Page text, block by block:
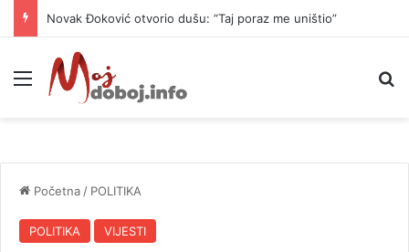
Novak Đoković otvorio dušu: “Taj poraz me uništio”
Meni
Početna / POLITIKA
POLITIKA VIJESTI